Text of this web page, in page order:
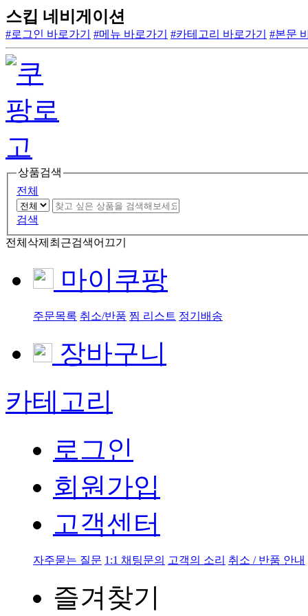
스킵 네비게이션
#로그인 바로가기 #메뉴 바로가기 #카테고리 바로가기 #본문
상품검색
전체
검색
전체삭제 최근검색어끄기
마이쿠팡
주문목록 취소/반품 찜 리스트 정기배송
장바구니
카테고리
로그인
회원가입
고객센터
자주묻는 질문 1:1 채팅문의 고객의 소리 취소 / 반품 안내
즐겨찾기